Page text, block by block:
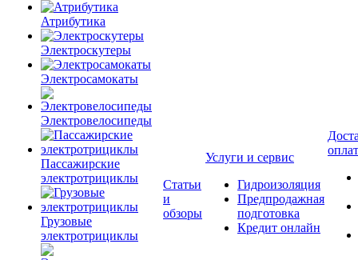
Атрибутика
Электроскутеры
Электросамокаты
Электровелосипеды
Пассажирские
электротрициклы
Грузовые
электротрициклы
Статьи
и
обзоры
Услуги и сервис
Гидроизоляция
Предпродажная
подготовка
Кредит онлайн